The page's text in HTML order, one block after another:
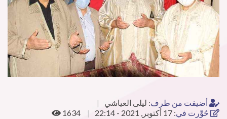
أضيفت من طرف: ليلى العياشي
حُوِّرت في: 17 أكتوبر, 2021 - 22:14 1634